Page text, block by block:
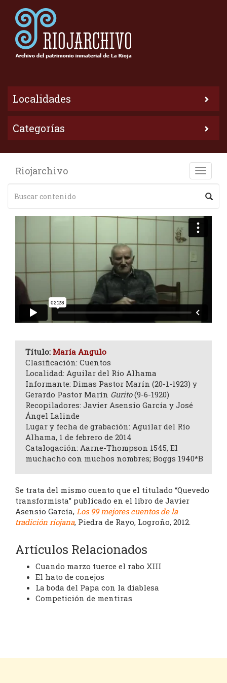
Localidades
Categorías
Toggle
Riojarchivo
Título: María Angulo
Clasificación: Cuentos
Localidad: Aguilar del Río Alhama
Informante: Dimas Pastor Marín (20-1-1923) y
Gerardo Pastor Marín Gurito(9-6-1920)
Recopiladores: Javier Asensio García y José
Ángel Lalinde
Lugar y fecha de grabación: Aguilar del Río
Alhama, 1 de febrero de 2014
Catalogación: Aarne-Thompson 1545, El
muchacho con muchos nombres; Boggs 1940*B
Se trata del mismo cuento que el titulado “Quevedo
transformista” publicado en el libro de Javier
Asensio García, Los 99 mejores cuentos de la
tradición riojana, Piedra de Rayo, Logroño, 2012.
Artículos Relacionados
Cuando marzo tuerce el rabo XIII
El hato de conejos
La boda del Papa con la diablesa
Competición de mentiras